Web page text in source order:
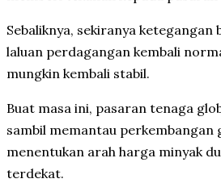
Sebaliknya, sekiranya
laluan perdagangan kembali
mungkin kembali stabil.
Buat masa ini, pasaran tenaga
sambil memantau perkembangan
menentukan arah harga minyak
terdekat.